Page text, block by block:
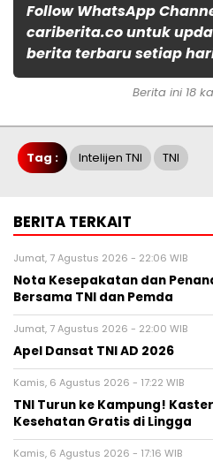
Follow WhatsApp
cariberita.co untuk
berita terbaru setiap
Berita ini 18
Tag : Intelijen TNI TNI
BERITA TERKAIT
Jumat, 7 Agustus 2026 - 22:06 WIB
Nota Kesepakatan dan
Bersama TNI dan Pemda
Jumat, 7 Agustus 2026 - 22:00 WIB
Apel Dansat TNI AD 2026
Kamis, 6 Agustus 2026 - 17:22 WIB
TNI Turun ke Kampung!
Kesehatan Gratis di Lingga
Kamis, 6 Agustus 2026 - 17:16 WIB